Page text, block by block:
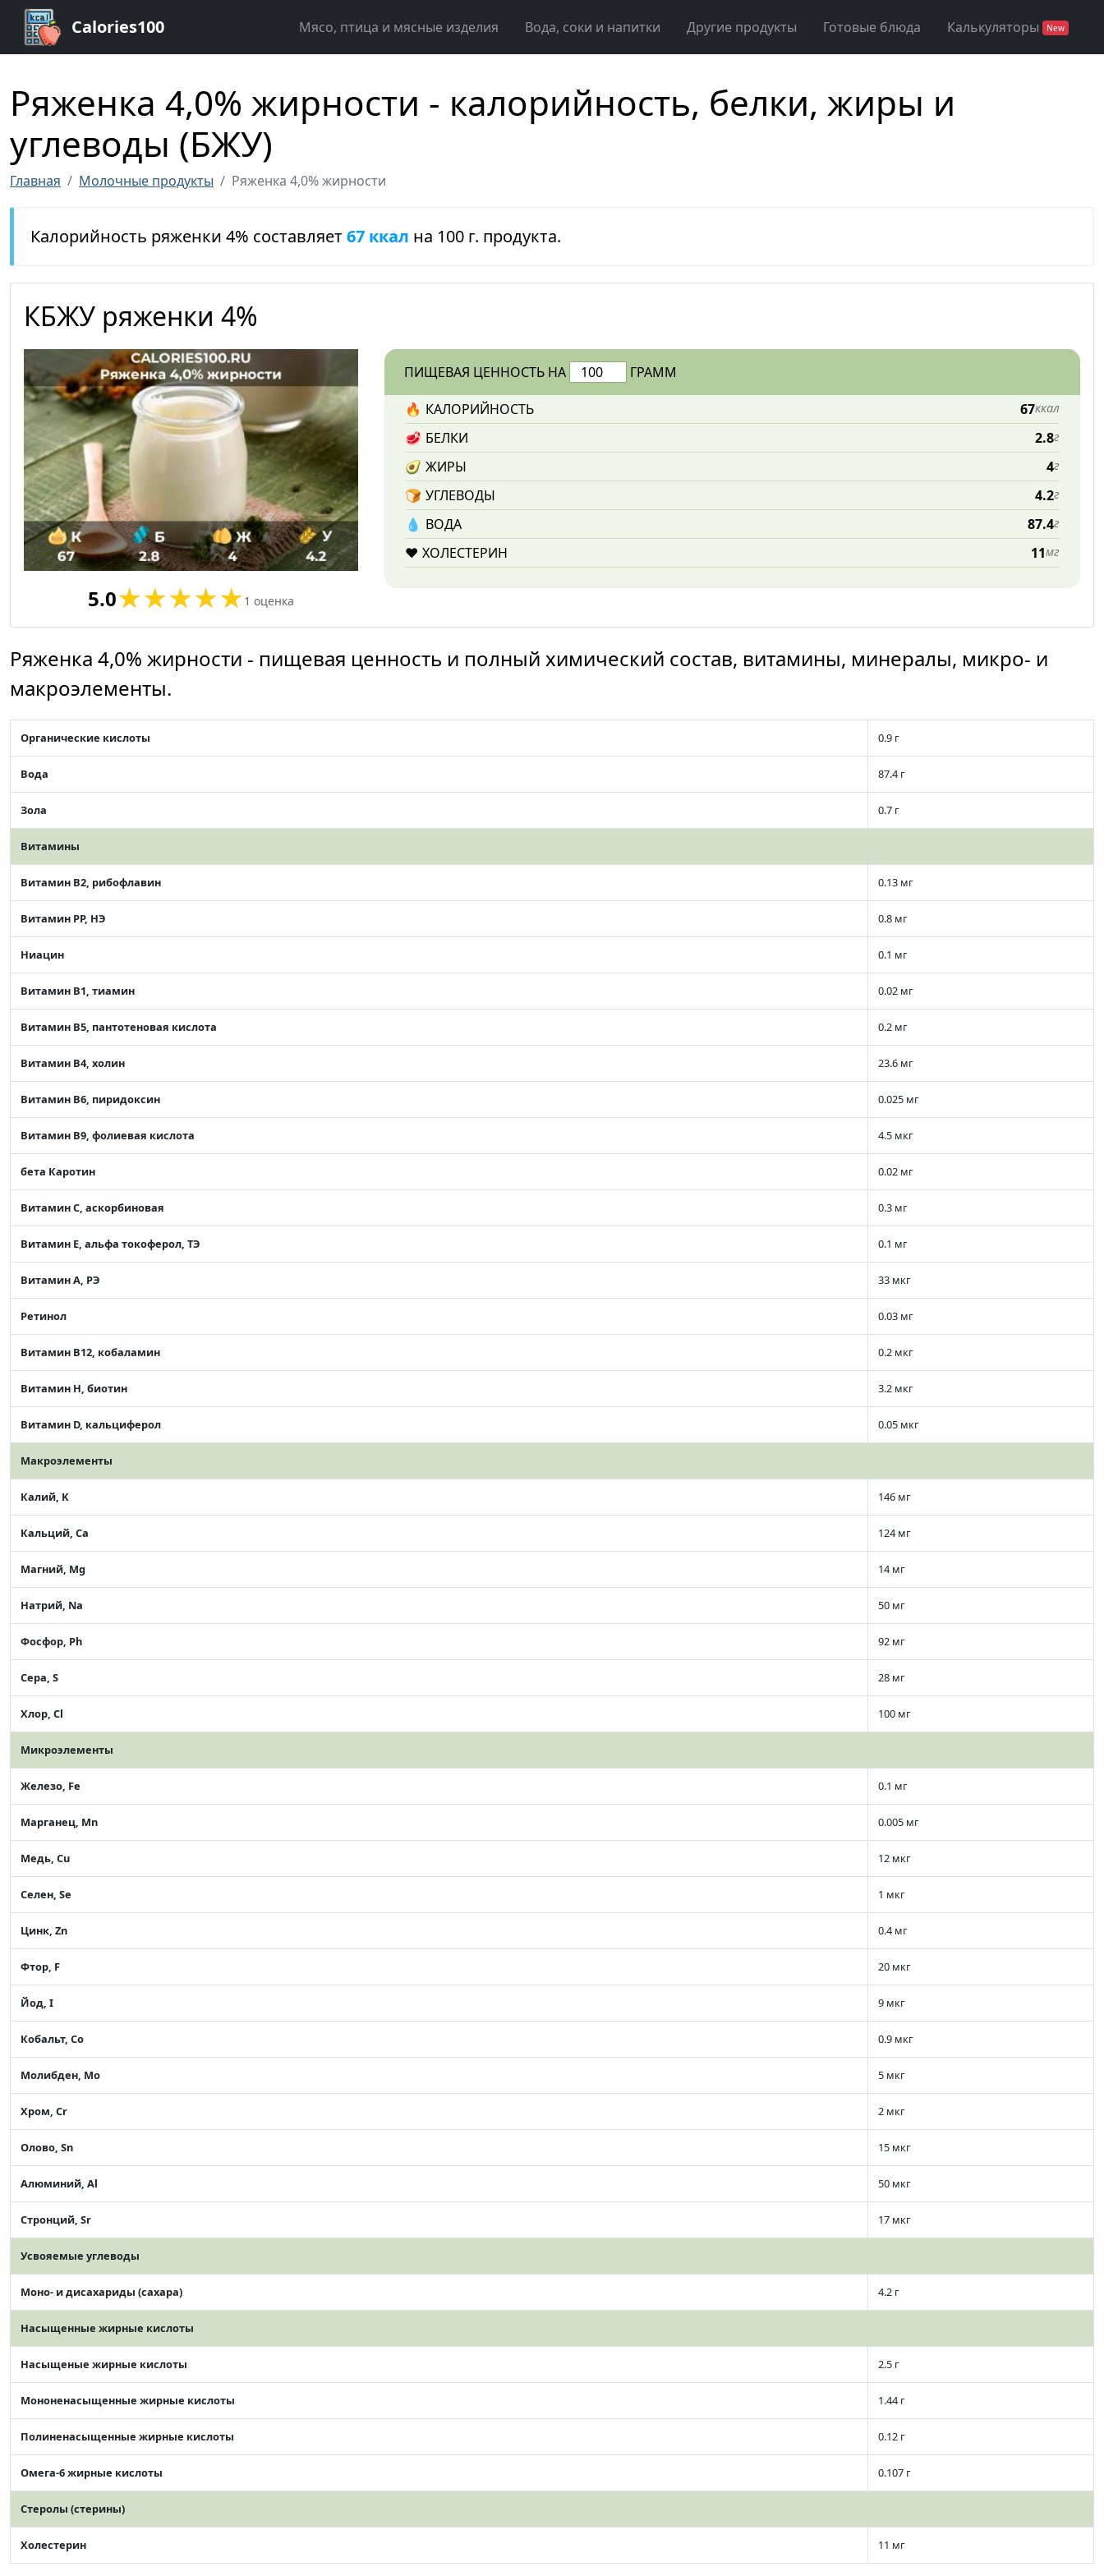
Calories100 Мясо, птица и мясные изделия Вода, соки и напитки Другие продукты Готовые блюда Калькуляторы New
Ряженка 4,0% жирности - калорийность, белки, жиры и
углеводы (БЖУ)
Главная Молочные продукты Ряженка 4,0% жирности
Калорийность ряженки 4% составляет67 ккал на 100 г. продукта.
КБЖУ ряженки 4%
5.0 1 оценка
ПИЩЕВАЯ ЦЕННОСТЬ НА ГРАММ
🔥 КАЛОРИЙНОСТЬ 67ккал
🥩 БЕЛКИ 2.8г
🥑 ЖИРЫ 4г
🍞 УГЛЕВОДЫ 4.2г
💧️ ВОДА 87.4г
❤️ ХОЛЕСТЕРИН 11мг
Ряженка 4,0% жирности - пищевая ценность и полный химический состав, витамины, минералы, микро- и
макроэлементы.
Органические кислоты 0.9 г
Вода 87.4 г
Зола 0.7 г
Витамины
Витамин В2, рибофлавин 0.13 мг
Витамин РР, НЭ 0.8 мг
Ниацин 0.1 мг
Витамин В1, тиамин 0.02 мг
Витамин В5, пантотеновая кислота 0.2 мг
Витамин В4, холин 23.6 мг
Витамин В6, пиридоксин 0.025 мг
Витамин В9, фолиевая кислота 4.5 мкг
бета Каротин 0.02 мг
Витамин C, аскорбиновая 0.3 мг
Витамин Е, альфа токоферол, ТЭ 0.1 мг
Витамин А, РЭ 33 мкг
Ретинол 0.03 мг
Витамин В12, кобаламин 0.2 мкг
Витамин Н, биотин 3.2 мкг
Витамин D, кальциферол 0.05 мкг
Макроэлементы
Калий, K 146 мг
Кальций, Ca 124 мг
Магний, Mg 14 мг
Натрий, Na 50 мг
Фосфор, Ph 92 мг
Сера, S 28 мг
Хлор, Cl 100 мг
Микроэлементы
Железо, Fe 0.1 мг
Марганец, Mn 0.005 мг
Медь, Cu 12 мкг
Селен, Se 1 мкг
Цинк, Zn 0.4 мг
Фтор, F 20 мкг
Йод, I 9 мкг
Кобальт, Co 0.9 мкг
Молибден, Mo 5 мкг
Хром, Cr 2 мкг
Олово, Sn 15 мкг
Алюминий, Al 50 мкг
Стронций, Sr 17 мкг
Усвояемые углеводы
Моно- и дисахариды (сахара) 4.2 г
Насыщенные жирные кислоты
Насыщеные жирные кислоты 2.5 г
Мононенасыщенные жирные кислоты 1.44 г
Полиненасыщенные жирные кислоты 0.12 г
Омега-6 жирные кислоты 0.107 г
Стеролы (стерины)
Холестерин 11 мг